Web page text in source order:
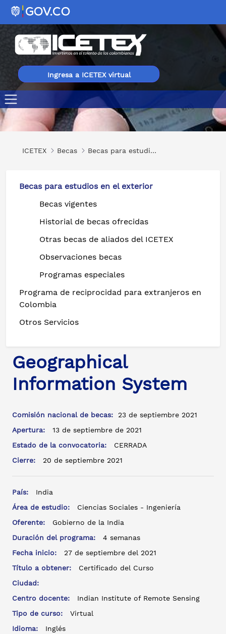
Ingresa a ICETEX virtual
Geographical Information System
ICETEX Becas Becas para estudios en el exterior
Becas para estudios en el exterior
Becas vigentes
Historial de becas ofrecidas
Otras becas de aliados del ICETEX
Observaciones becas
Programas especiales
Programa de reciprocidad para extranjeros en
Colombia
Otros Servicios
Geographical
Information System
Comisión nacional de becas: 23 de septiembre 2021
Apertura:
13 de septiembre de 2021
Estado de la convocatoria:
CERRADA
Cierre:
20 de septiembre 2021
País:
India
Área de estudio:
Ciencias Sociales - Ingeniería
Oferente:
Gobierno de la India
Duración del programa:
4 semanas
Fecha inicio:
27 de septiembre del 2021
Título a obtener:
Certificado del Curso
Ciudad:
Centro docente:
Indian Institute of Remote Sensing
Tipo de curso:
Virtual
Idioma:
Inglés